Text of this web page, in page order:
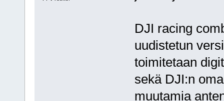
DJI racing
uudistetun
toimitetaan
sekä DJI:n
muutamia